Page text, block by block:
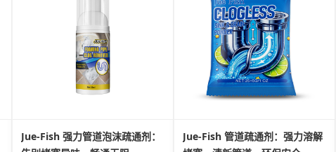
Jue-Fish 强力管道泡沫疏通剂：
Jue-Fish 管道疏通剂：强力溶解